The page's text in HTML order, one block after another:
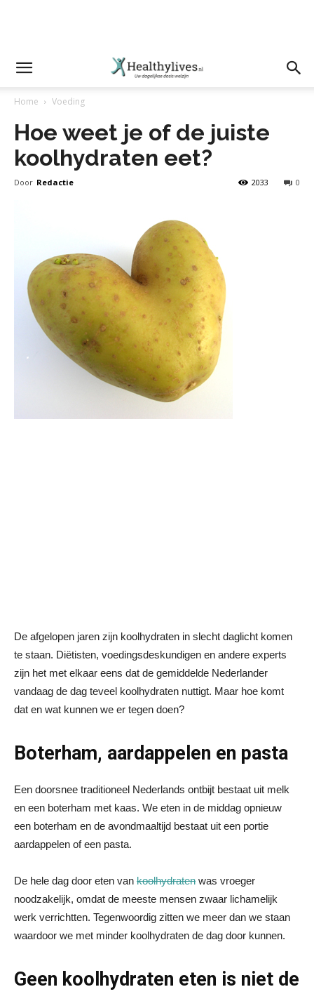
Home Voeding
Hoe weet je of de juiste
koolhydraten eet?
Door Redactie 0
2033
De afgelopen jaren zijn koolhydraten in slecht daglicht komen
te staan. Diëtisten, voedingsdeskundigen en andere experts
zijn het met elkaar eens dat de gemiddelde Nederlander
vandaag de dag teveel koolhydraten nuttigt. Maar hoe komt
dat en wat kunnen we er tegen doen?
Boterham, aardappelen en pasta
Een doorsnee traditioneel Nederlands ontbijt bestaat uit melk
en een boterham met kaas. We eten in de middag opnieuw
een boterham en de avondmaaltijd bestaat uit een portie
aardappelen of een pasta.
De hele dag door eten van koolhydraten was vroeger
noodzakelijk, omdat de meeste mensen zwaar lichamelijk
werk verrichtten. Tegenwoordig zitten we meer dan we staan
waardoor we met minder koolhydraten de dag door kunnen.
Geen koolhydraten eten is niet de